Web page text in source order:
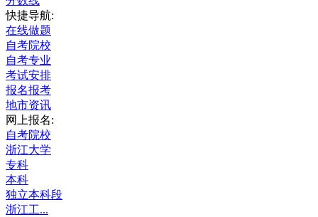
快捷导航:
在线做题
自考院校
自考专业
考试安排
报名报考
地市资讯
网上报名:
自考院校
浙江大学
专科
本科
独立本科段
浙江工...